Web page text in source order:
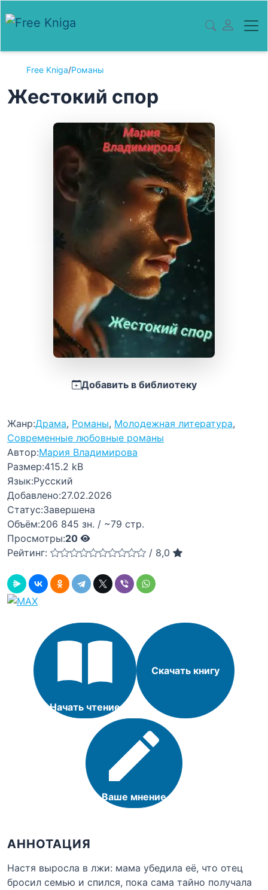
Free Kniga/Романы
Жестокий спор
Добавить в библиотеку
Жанр:Драма, Романы, Молодежная литература,
Современные любовные романы
Автор:Мария Владимирова
Размер:415.2 kB
Язык:Русский
Добавлено:27.02.2026
Статус:Завершена
Объём:206 845 зн. / ~79 стр.
Просмотры:20
Рейтинг:
/ 8,0
Начать чтение
Скачать книгу
Ваше мнение
АННОТАЦИЯ
Настя выросла в лжи: мама убедила её, что отец
бросил семью и спился, пока сама тайно получала